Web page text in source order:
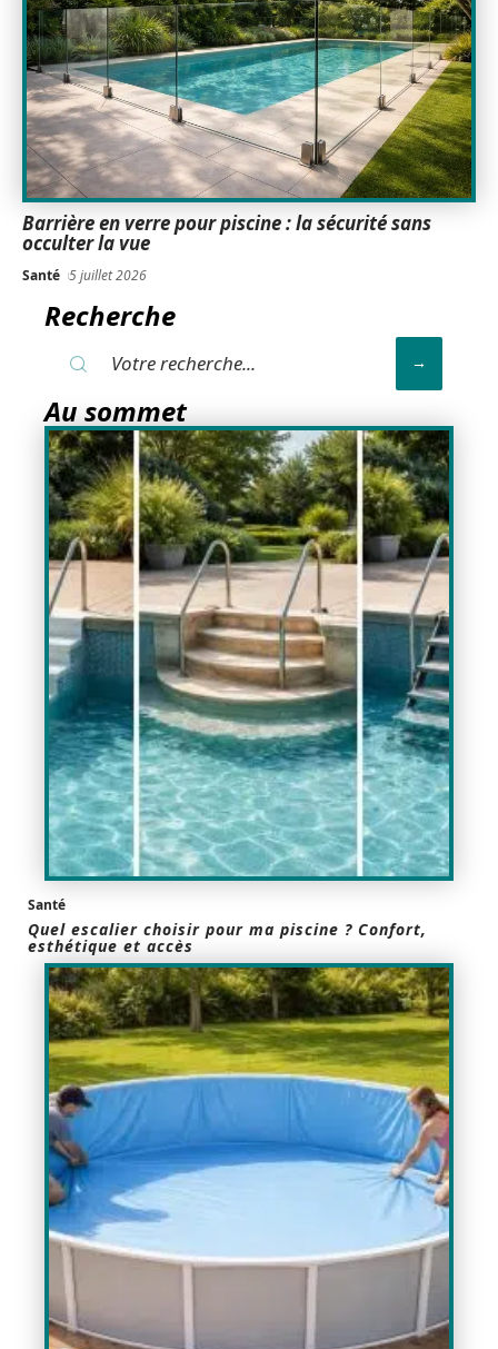
Barrière en verre pour piscine : la sécurité sans
occulter la vue
Santé 5 juillet 2026
Recherche
Au sommet
Santé
Quel escalier choisir pour ma piscine ? Confort,
esthétique et accès